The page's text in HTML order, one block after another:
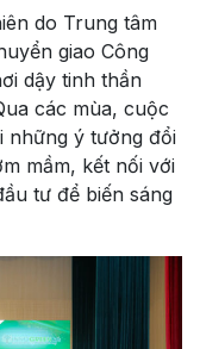
do Trung tâm
giao Công
dậy tinh thần
các mùa, cuộc
những ý tưởng đổi
mầm, kết nối với
tư để biến sáng